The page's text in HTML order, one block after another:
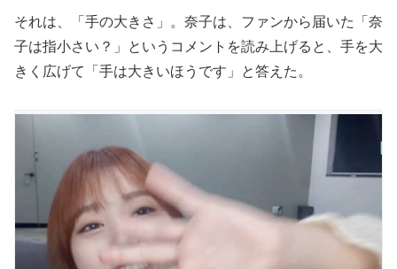
それは、「手の大きさ」。奈子は、ファンから届いた「奈
子は指小さい？」というコメントを読み上げると、手を大
きく広げて「手は大きいほうです」と答えた。